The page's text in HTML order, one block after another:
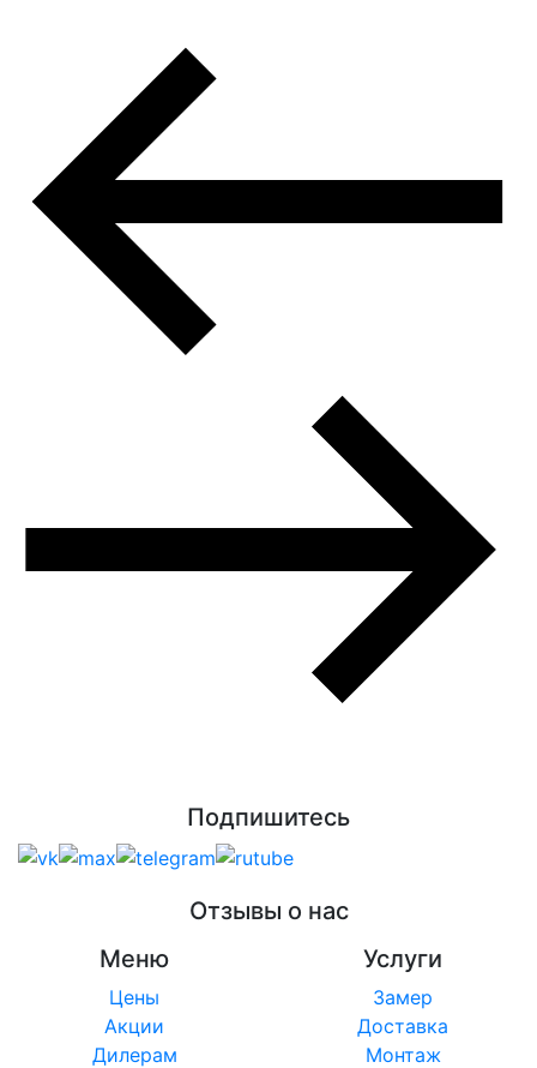
Подпишитесь
Отзывы о нас
Меню
Цены
Акции
Дилерам
Услуги
Замер
Доставка
Монтаж